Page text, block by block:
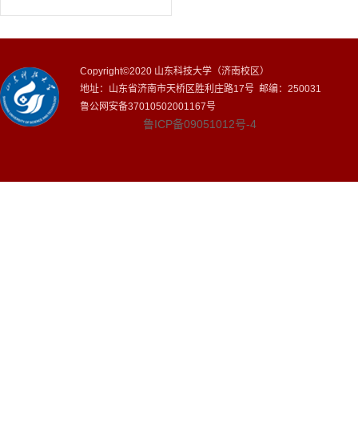
Copyright©2020 山东科技大学（济南校区）
地址：山东省济南市天桥区胜利庄路17号 邮编：250031
鲁公网安备37010502001167号
鲁ICP备09051012号-4